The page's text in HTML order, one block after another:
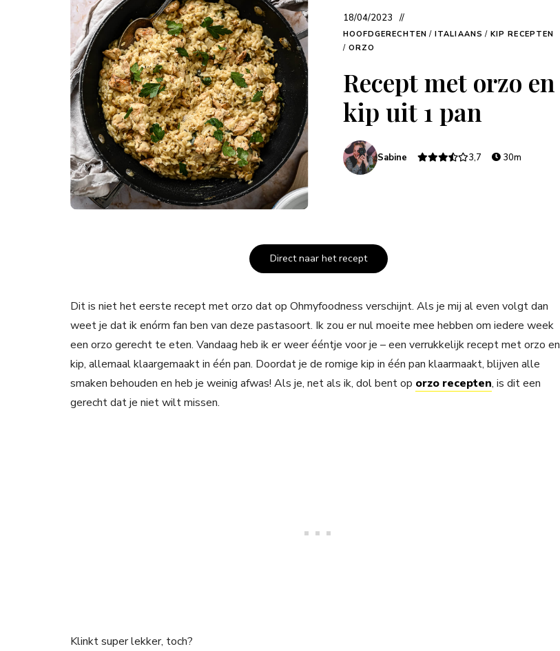
18/04/2023
HOOFDGERECHTEN / ITALIAANS / KIP RECEPTEN
/ ORZO
Recept met orzo en
kip uit 1 pan
Sabine 3,7 30m
Direct naar het recept
Dit is niet het eerste recept met orzo dat op Ohmyfoodness verschijnt. Als je mij al even volgt dan
weet je dat ik enórm fan ben van deze pastasoort. Ik zou er nul moeite mee hebben om iedere week
een orzo gerecht te eten. Vandaag heb ik er weer ééntje voor je – een verrukkelijk recept met orzo en
kip, allemaal klaargemaakt in één pan. Doordat je de romige kip in één pan klaarmaakt, blijven alle
smaken behouden en heb je weinig afwas! Als je, net als ik, dol bent op orzo recepten, is dit een
gerecht dat je niet wilt missen.
Klinkt super lekker, toch?